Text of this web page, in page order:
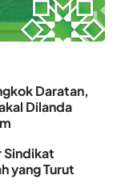
Daratan,
Dilanda
Sindikat
yang Turut